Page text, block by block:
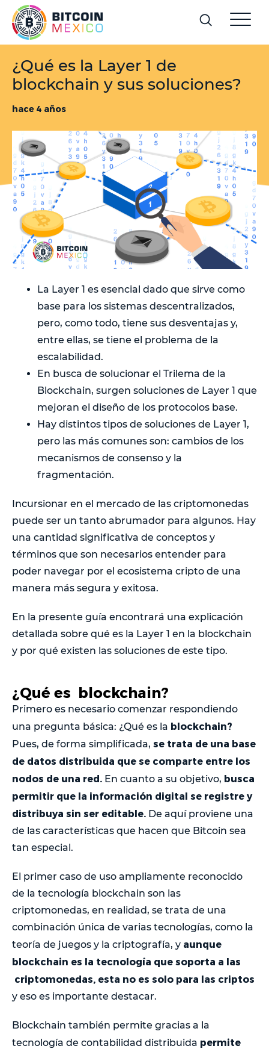
¿Qué es la Layer 1 de
blockchain y sus soluciones?
hace 4 años
La Layer 1 es esencial dado que sirve como
base para los sistemas descentralizados,
pero, como todo, tiene sus desventajas y,
entre ellas, se tiene el problema de la
escalabilidad.
En busca de solucionar el Trilema de la
Blockchain, surgen soluciones de Layer 1 que
mejoran el diseño de los protocolos base.
Hay distintos tipos de soluciones de Layer 1,
pero las más comunes son: cambios de los
mecanismos de consenso y la
fragmentación.
Incursionar en el mercado de las criptomonedas
puede ser un tanto abrumador para algunos. Hay
una cantidad significativa de conceptos y
términos que son necesarios entender para
poder navegar por el ecosistema cripto de una
manera más segura y exitosa.
En la presente guía encontrará una explicación
detallada sobre qué es la Layer 1 en la blockchain
y por qué existen las soluciones de este tipo.
¿Qué es blockchain?
Primero es necesario comenzar respondiendo
una pregunta básica: ¿Qué es la blockchain?
Pues, de forma simplificada, se trata de una base
de datos distribuida que se comparte entre los
nodos de una red. En cuanto a su objetivo, busca
permitir que la información digital se registre y
distribuya sin ser editable. De aquí proviene una
de las características que hacen que Bitcoin sea
tan especial.
El primer caso de uso ampliamente reconocido
de la tecnología blockchain son las
criptomonedas, en realidad, se trata de una
combinación única de varias tecnologías, como la
teoría de juegos y la criptografía, y aunque
blockchain es la tecnología que soporta a las
criptomonedas, esta no es solo para las criptos
y eso es importante destacar.
Blockchain también permite gracias a la
tecnología de contabilidad distribuida permite